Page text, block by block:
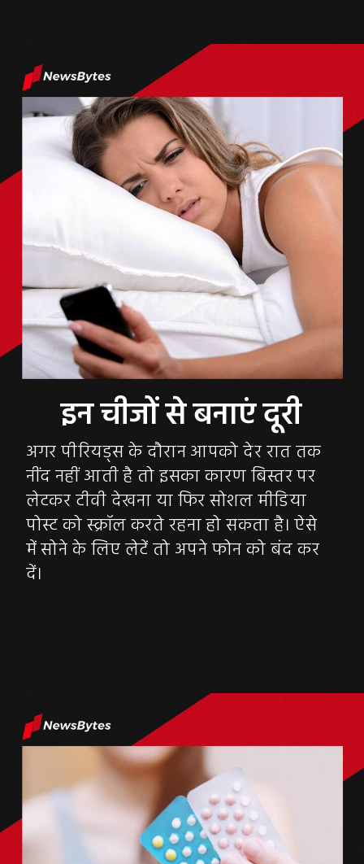
इन चीजों से बनाएं दूरी
अगर पीरियड्स के दौरान आपको देर रात तक
नींद नहीं आती है तो इसका कारण बिस्तर पर
लेटकर टीवी देखना या फिर सोशल मीडिया
पोस्ट को स्क्रॉल करते रहना हो सकता है। ऐसे
में सोने के लिए लेटें तो अपने फोन को बंद कर